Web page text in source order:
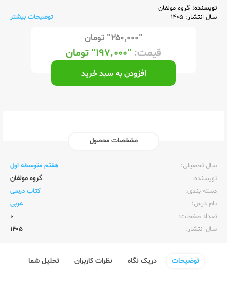
نویسنده: گروه مولفان
سال انتشار: 1405
توضیحات بیشتر
"۲۵۰,۰۰۰" تومان
قیمت: "۱۹۷,۰۰۰" تومان
افزودن به سبد خرید
مشخصات محصول
سال تحصیلی:‌
هفتم متوسطه اول
نویسنده:‌
گروه مولفان
دسته بندی:
کتاب درسی
نام درس:
عربی
تعداد صفحات:‌
0
سال انتشار:‌
1405
توضیحات دریک نگاه نظرات کاربران تحلیل شما